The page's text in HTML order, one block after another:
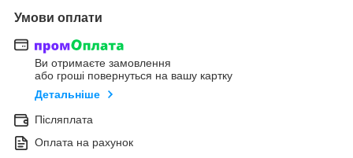
Умови оплати
Ви отримаєте замовлення
або гроші повернуться на вашу картку
Детальніше
Післяплата
Оплата на рахунок